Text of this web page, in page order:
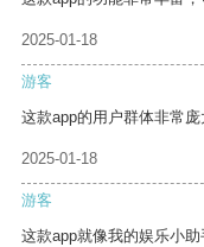
2025-01-18
游客
这款app的用户群体非常
2025-01-18
游客
这款app就像我的娱乐小助